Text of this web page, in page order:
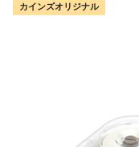
カインズオリジナル